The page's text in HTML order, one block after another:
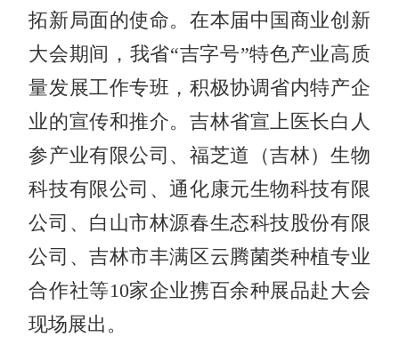
拓新局面的使命。在本届中国商业创新
大会期间，我省“吉字号”特色产业高质
量发展工作专班，积极协调省内特产企
业的宣传和推介。吉林省宣上医长白人
参产业有限公司、福芝道（吉林）生物
科技有限公司、通化康元生物科技有限
公司、白山市林源春生态科技股份有限
公司、吉林市丰满区云腾菌类种植专业
合作社等10家企业携百余种展品赴大会
现场展出。